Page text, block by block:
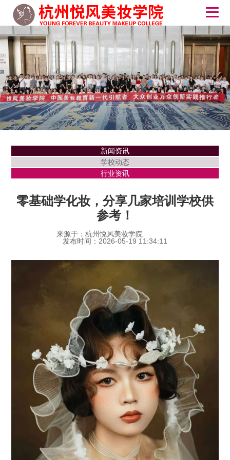
新闻资讯
学校动态
行业资讯
零基础学化妆，分享几家培训学校供
参考！
来源于：杭州悦风美妆学院
发布时间：2026-05-19 11:34:11